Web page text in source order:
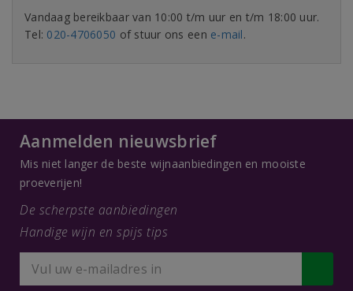
Vandaag bereikbaar van 10:00 t/m uur en t/m 18:00 uur.
Tel: 020-4706050 of stuur ons een e-mail.
Aanmelden nieuwsbrief
Mis niet langer de beste wijnaanbiedingen en mooiste
proeverijen!
De scherpste aanbiedingen
Handige wijn en spijs tips